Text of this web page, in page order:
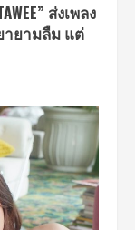
ส่งเพลง
ายามลืม แต่